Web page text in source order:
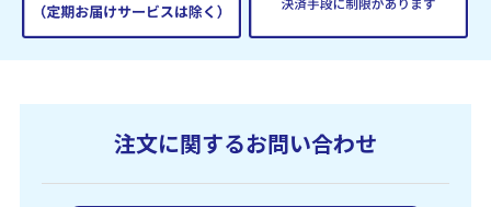
注文に関するお問い合わせ